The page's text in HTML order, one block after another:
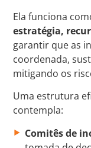
Ela funciona
estratégia,
garantir que as
coordenada,
mitigando os
Uma estrutura
contempla:
Comitês de